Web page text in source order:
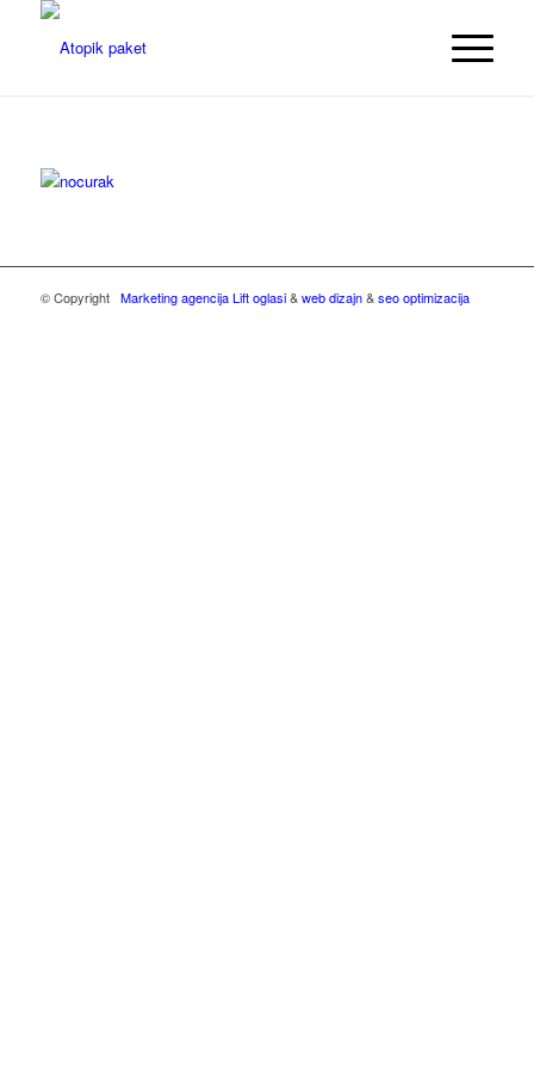
© Copyright Marketing agencija Lift oglasi&web dizajn&seo optimizacija